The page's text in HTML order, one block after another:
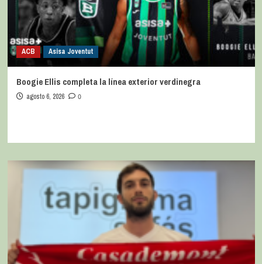
ACB Asisa Joventut
Boogie Ellis completa la línea exterior verdinegra
agosto 6, 2026 0